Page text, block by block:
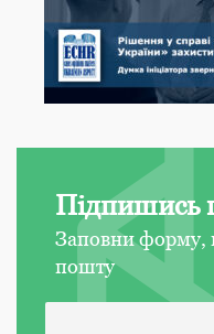
Підпишись
Заповни форму,
пошту